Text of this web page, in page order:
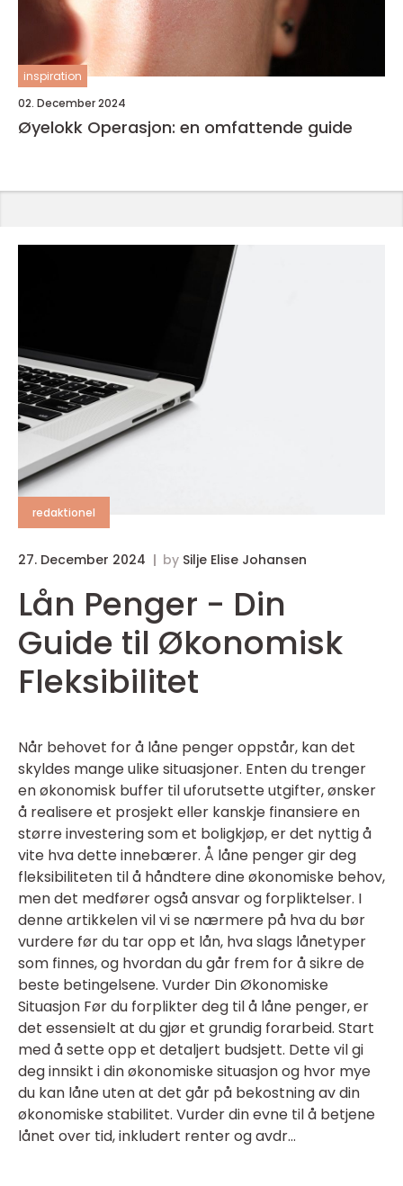
inspiration
02. December 2024
Øyelokk Operasjon: en omfattende guide
redaktionel
27. December 2024 by Silje Elise Johansen
Lån Penger - Din
Guide til Økonomisk
Fleksibilitet
Når behovet for å låne penger oppstår, kan det
skyldes mange ulike situasjoner. Enten du trenger
en økonomisk buffer til uforutsette utgifter, ønsker
å realisere et prosjekt eller kanskje finansiere en
større investering som et boligkjøp, er det nyttig å
vite hva dette innebærer. Å låne penger gir deg
fleksibiliteten til å håndtere dine økonomiske behov,
men det medfører også ansvar og forpliktelser. I
denne artikkelen vil vi se nærmere på hva du bør
vurdere før du tar opp et lån, hva slags lånetyper
som finnes, og hvordan du går frem for å sikre de
beste betingelsene. Vurder Din Økonomiske
Situasjon Før du forplikter deg til å låne penger, er
det essensielt at du gjør et grundig forarbeid. Start
med å sette opp et detaljert budsjett. Dette vil gi
deg innsikt i din økonomiske situasjon og hvor mye
du kan låne uten at det går på bekostning av din
økonomiske stabilitet. Vurder din evne til å betjene
lånet over tid, inkludert renter og avdr...